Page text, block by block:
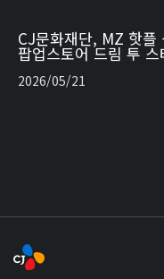
CJ문화재단, MZ 핫플
팝업스토어 드림 투 스
2026/05/21